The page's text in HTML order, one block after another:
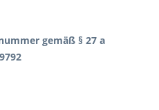
gemäß § 27 a